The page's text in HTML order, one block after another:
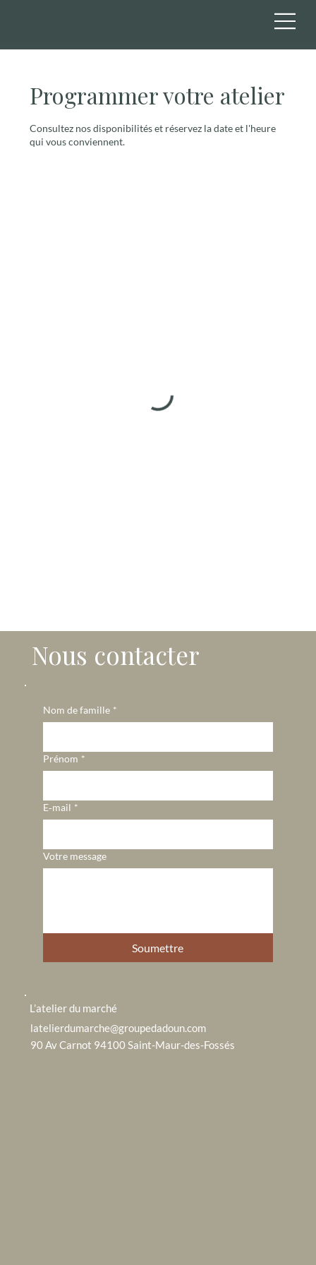
Programmer votre atelier
Consultez nos disponibilités et réservez la date et l'heure
qui vous conviennent.
Nous contacter
L’atelier du marché
latelierdumarche@groupedadoun.com
90 Av Carnot 94100 Saint-Maur-des-Fossés
Nom de famille *
Prénom *
E‑mail *
Votre message
Soumettre